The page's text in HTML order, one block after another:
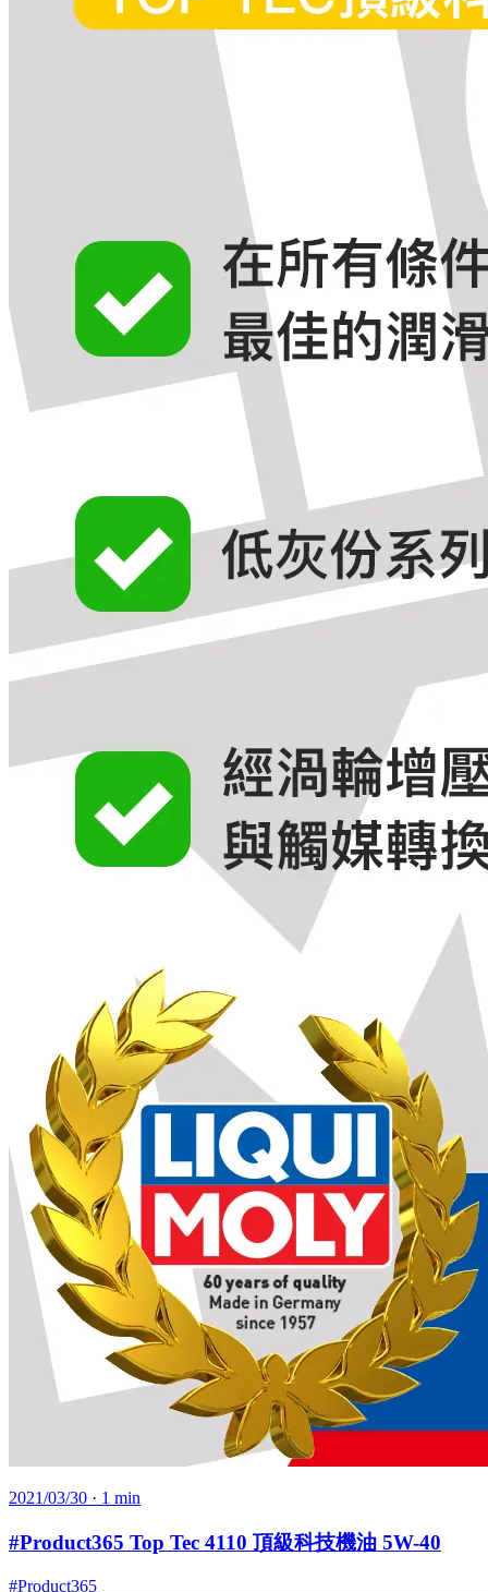
2021/03/30 · 1 min
#Product365 Top Tec 4110 頂級科技機油 5W-40
#Product365